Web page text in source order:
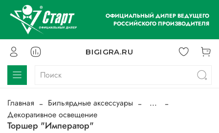
ОФИЦИАЛЬНЫЙ ДИЛЕР ВЕДУЩЕГО
РОССИЙСКОГО ПРОИЗВОДИТЕЛЯ
BIGIGRA.RU
Главная Бильярдные аксессуары
...
Декоративное освещение
Торшер "Император"